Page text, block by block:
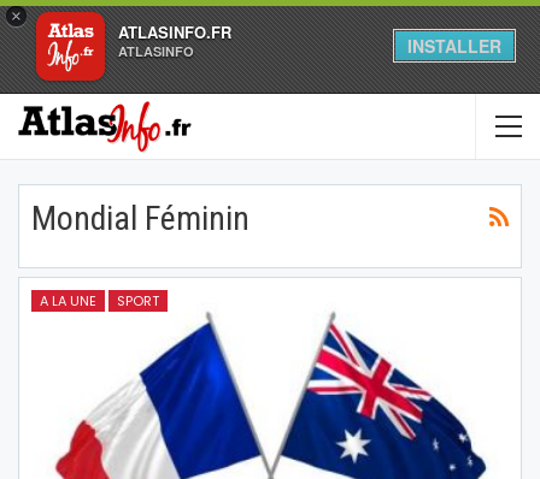
×
ATLASINFO.FR
ATLASINFO INSTALLER
Mondial Féminin
A LA UNE SPORT